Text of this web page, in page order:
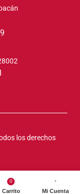
los derechos
0
Carrito Mi Cuenta